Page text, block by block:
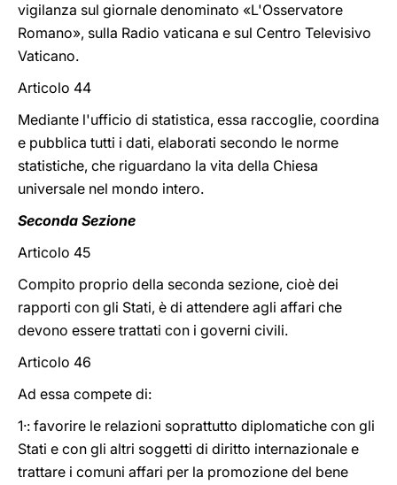
vigilanza sul giornale denominato «L'Osservatore
Romano», sulla Radio vaticana e sul Centro Televisivo
Vaticano.
Articolo 44
Mediante l'ufficio di statistica, essa raccoglie, coordina
e pubblica tutti i dati, elaborati secondo le norme
statistiche, che riguardano la vita della Chiesa
universale nel mondo intero.
Seconda Sezione
Articolo 45
Compito proprio della seconda sezione, cioè dei
rapporti con gli Stati, è di attendere agli affari che
devono essere trattati con i governi civili.
Articolo 46
Ad essa compete di:
1·: favorire le relazioni soprattutto diplomatiche con gli
Stati e con gli altri soggetti di diritto internazionale e
trattare i comuni affari per la promozione del bene